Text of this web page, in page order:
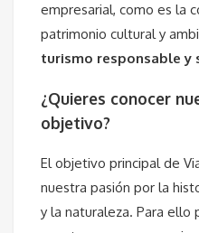
empresarial, como es la
patrimonio cultural y
turismo responsable y
¿Quieres conocer
objetivo?
El objetivo principal de
nuestra pasión por la
y la naturaleza. Para